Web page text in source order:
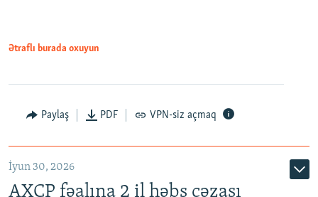
Ətraflı burada oxuyun
Paylaş PDF VPN-siz açmaq
İyun 30, 2026
AXCP fəalına 2 il həbs cəzası